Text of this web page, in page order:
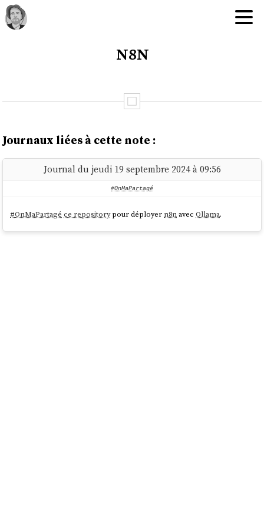
n8n
Journaux liées à cette note :
Journal du jeudi 19 septembre 2024 à 09:56
#OnMaPartagé
#OnMaPartagé ce repositorypour déployer n8navecOllama.